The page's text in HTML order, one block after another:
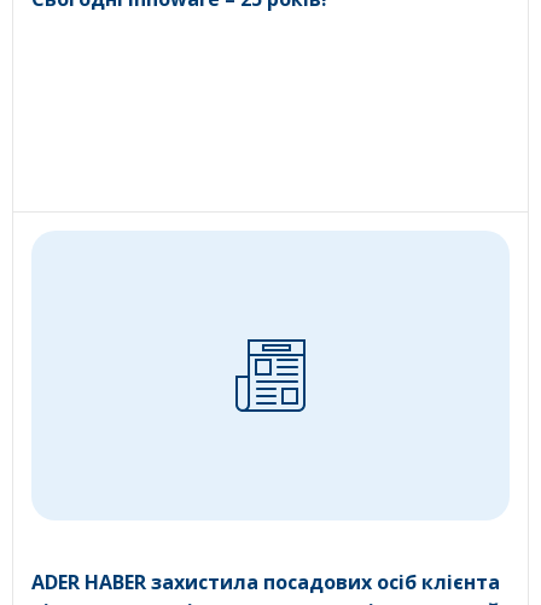
ADER HABER захистила посадових осіб клієнта